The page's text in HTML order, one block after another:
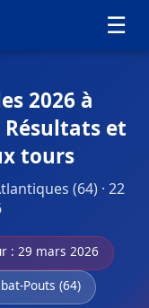
☰
2026 à
et
tours
(64) · 22
: 29 mars 2026
Pouts (64)